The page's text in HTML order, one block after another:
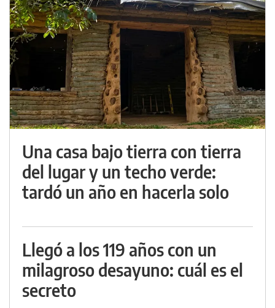
Una casa bajo tierra con tierra
del lugar y un techo verde:
tardó un año en hacerla solo
Llegó a los 119 años con un
milagroso desayuno: cuál es el
secreto